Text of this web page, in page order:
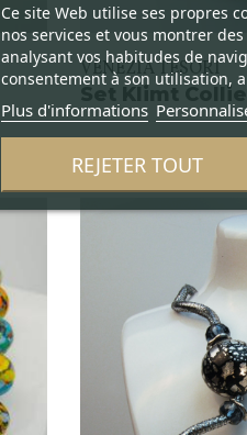
VENEZIA TESORI
Set Klimt
Ce site Web utilise ses propres
nos services et vous montrer
analysant vos habitudes de
consentement à son utilisation,
Plus d'informations
REJETER TOUT